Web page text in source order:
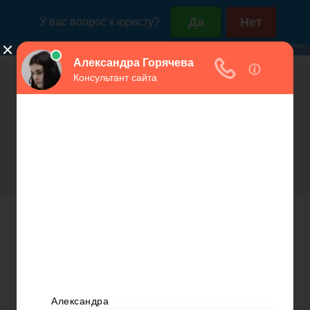
Получение российского
+7(800)350-23-69 доб.603 +7(499)577-00-25 доб.603